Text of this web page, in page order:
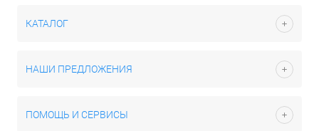
КАТАЛОГ
НАШИ ПРЕДЛОЖЕНИЯ
ПОМОЩЬ И СЕРВИСЫ